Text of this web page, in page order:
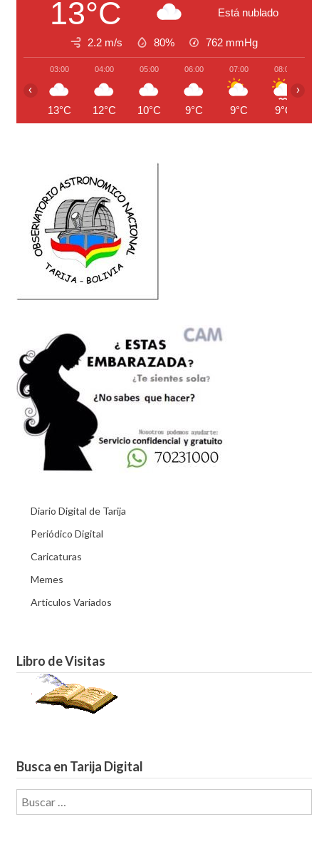
13°C Está nublado
2.2 m/s 80% 762 mmHg
03:00
13°C
04:00
12°C
05:00
10°C
06:00
9°C
07:00
9°C
08:00
9°C
‹ ›
Diario Digital de Tarija
Periódico Digital
Caricaturas
Memes
Articulos Variados
Libro de Visitas
Busca en Tarija Digital
Buscar: